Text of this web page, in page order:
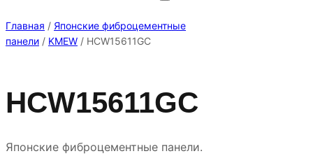
Главная / Японские фиброцементные
панели / KMEW / HCW15611GC
HCW15611GC
Японские фиброцементные панели.